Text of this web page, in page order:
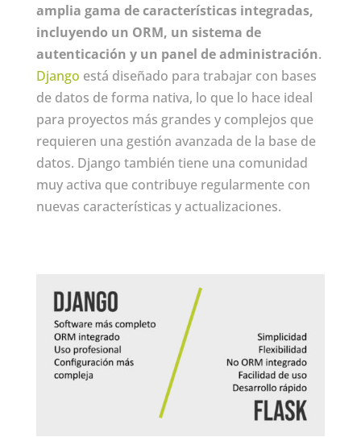
amplia gama de características integradas,
incluyendo un ORM, un sistema de
autenticación y un panel de administración.
Django está diseñado para trabajar con bases
de datos de forma nativa, lo que lo hace ideal
para proyectos más grandes y complejos que
requieren una gestión avanzada de la base de
datos. Django también tiene una comunidad
muy activa que contribuye regularmente con
nuevas características y actualizaciones.